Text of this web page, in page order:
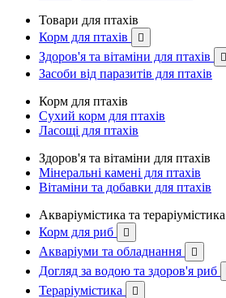
Товари для птахів
Корм для птахів

Здоров'я та вітаміни для птахів 
Засоби від паразитів для птахів
Корм для птахів
Сухий корм для птахів
Ласощі для птахів
Здоров'я та вітаміни для птахів
Мінеральні камені для птахів
Вітаміни та добавки для птахів
Акваріумістика та тераріумістика
Корм для риб

Акваріуми та обладнання 
Догляд за водою та здоров'я риб
Тераріумістика 